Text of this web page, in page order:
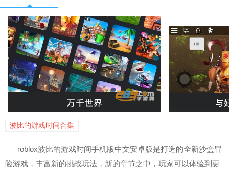
波比的游戏时间合集
roblox波比的游戏时间手机版中文安卓版是打造的全新沙盒冒
险游戏，丰富新的挑战玩法，新的章节之中，玩家可以体验到更